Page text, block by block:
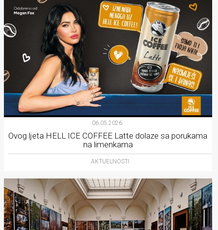
06.05.2026.
Ovog ljeta HELL ICE COFFEE Latte dolaze sa porukama
na limenkama
AKTUELNOSTI